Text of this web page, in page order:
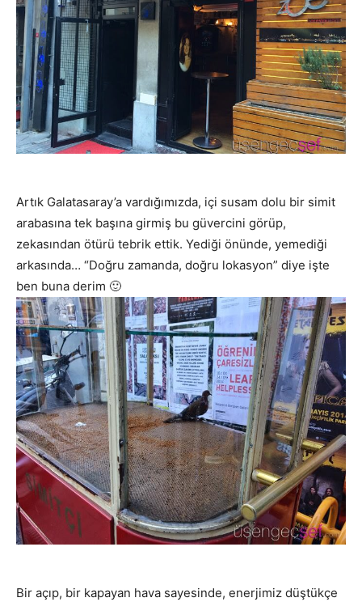
Artık Galatasaray’a vardığımızda, içi susam dolu bir simit
arabasına tek başına girmiş bu güvercini görüp,
zekasından ötürü tebrik ettik. Yediği önünde, yemediği
arkasında… “Doğru zamanda, doğru lokasyon” diye işte
ben buna derim 🙂
Bir açıp, bir kapayan hava sayesinde, enerjimiz düştükçe